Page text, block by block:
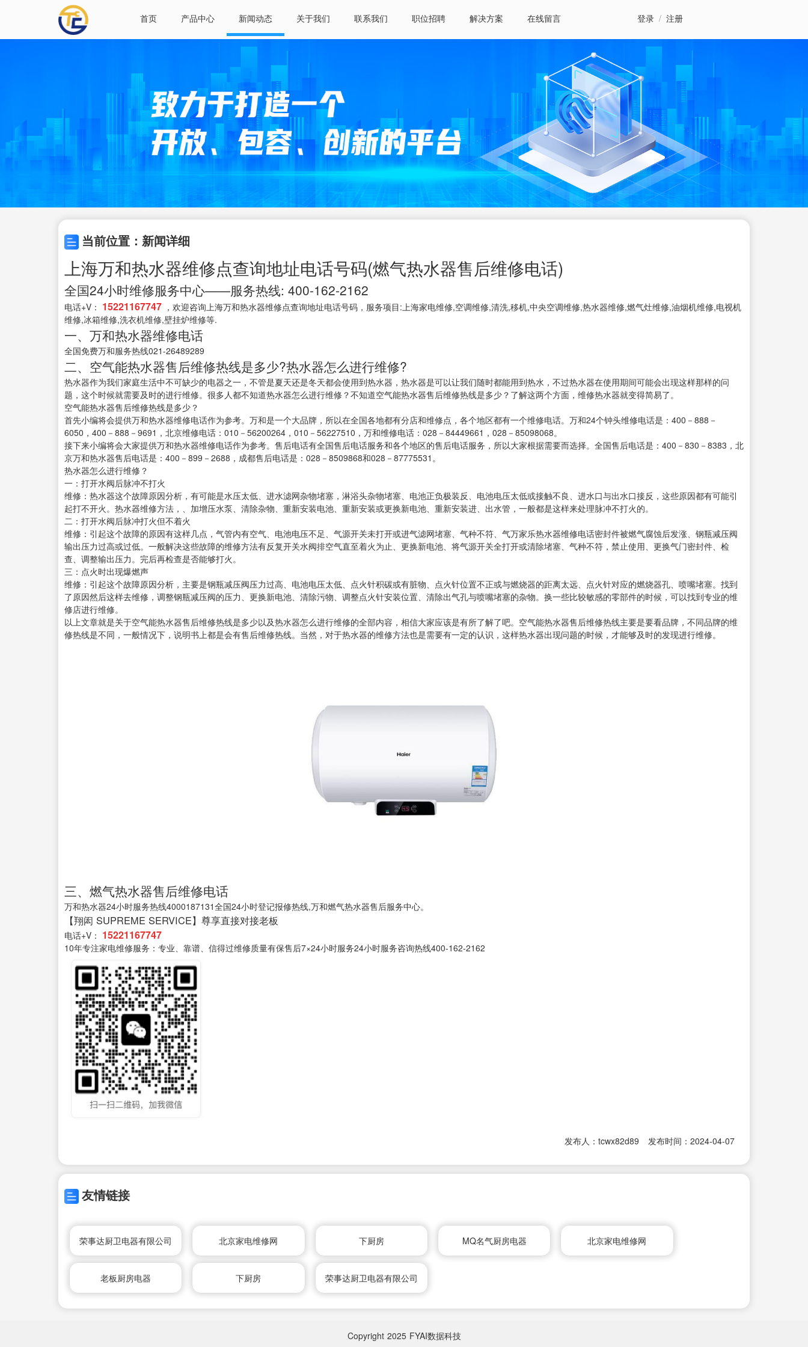
首页 产品中心 新闻动态 关于我们 联系我们 职位招聘 解决方案 在线留言 登录 / 注册
当前位置：新闻详细
上海万和热水器维修点查询地址电话号码(燃气热水器售后维修电话)
全国24小时维修服务中心——服务热线: 400-162-2162
电话+V： 15221167747 ，欢迎咨询上海万和热水器维修点查询地址电话号码，服务项目:上海家电维修,空调维修,清洗,移机,中央空调维修,热水器维修,燃气灶维修,油烟机维修,电视机
维修,冰箱维修,洗衣机维修,壁挂炉维修等.
一、万和热水器维修电话
全国免费万和服务热线021-26489289
二、空气能热水器售后维修热线是多少?热水器怎么进行维修?
热水器作为我们家庭生活中不可缺少的电器之一，不管是夏天还是冬天都会使用到热水器，热水器是可以让我们随时都能用到热水，不过热水器在使用期间可能会出现这样那样的问
题，这个时候就需要及时的进行维修。很多人都不知道热水器怎么进行维修？不知道空气能热水器售后维修热线是多少？了解这两个方面，维修热水器就变得简易了。
空气能热水器售后维修热线是多少？
首先小编将会提供万和热水器维修电话作为参考。万和是一个大品牌，所以在全国各地都有分店和维修点，各个地区都有一个维修电话。万和24个钟头维修电话是：400－888－
6050，400－888－9691，北京维修电话：010－56200264，010－56227510，万和维修电话：028－84449661，028－85098068。
接下来小编将会大家提供万和热水器维修电话作为参考。售后电话有全国售后电话服务和各个地区的售后电话服务，所以大家根据需要而选择。全国售后电话是：400－830－8383，北
京万和热水器售后电话是：400－899－2688，成都售后电话是：028－8509868和028－87775531。
热水器怎么进行维修？
一：打开水阀后脉冲不打火
维修：热水器这个故障原因分析，有可能是水压太低、进水滤网杂物堵塞，淋浴头杂物堵塞、电池正负极装反、电池电压太低或接触不良、进水口与出水口接反，这些原因都有可能引
起打不开火。热水器维修方法，、加增压水泵、清除杂物、重新安装电池、重新安装或更换新电池、重新安装进、出水管，一般都是这样来处理脉冲不打火的。
二：打开水阀后脉冲打火但不着火
维修：引起这个故障的原因有这样几点，气管内有空气、电池电压不足、气源开关未打开或进气滤网堵塞、气种不符、气万家乐热水器维修电话密封件被燃气腐蚀后发涨、钢瓶减压阀
输出压力过高或过低。一般解决这些故障的维修方法有反复开关水阀排空气直至着火为止、更换新电池、将气源开关全打开或清除堵塞、气种不符，禁止使用、更换气门密封件、检
查、调整输出压力。完后再检查是否能够打火。
三：点火时出现爆燃声
维修：引起这个故障原因分析，主要是钢瓶减压阀压力过高、电池电压太低、点火针积碳或有脏物、点火针位置不正或与燃烧器的距离太远、点火针对应的燃烧器孔、喷嘴堵塞。找到
了原因然后这样去维修，调整钢瓶减压阀的压力、更换新电池、清除污物、调整点火针安装位置、清除出气孔与喷嘴堵塞的杂物。换一些比较敏感的零部件的时候，可以找到专业的维
修店进行维修。
以上文章就是关于空气能热水器售后维修热线是多少以及热水器怎么进行维修的全部内容，相信大家应该是有所了解了吧。空气能热水器售后维修热线主要是要看品牌，不同品牌的维
修热线是不同，一般情况下，说明书上都是会有售后维修热线。当然，对于热水器的维修方法也是需要有一定的认识，这样热水器出现问题的时候，才能够及时的发现进行维修。
三、燃气热水器售后维修电话
万和热水器24小时服务热线4000187131全国24小时登记报修热线,万和燃气热水器售后服务中心。
【翔闳 SUPREME SERVICE】尊享直接对接老板
电话+V： 15221167747
10年专注家电维修服务：专业、靠谱、信得过维修质量有保售后7×24小时服务24小时服务咨询热线400-162-2162
发布人：tcwx82d89 发布时间：2024-04-07
友情链接
荣事达厨卫电器有限公司 北京家电维修网 下厨房 MQ名气厨房电器 北京家电维修网
老板厨房电器 下厨房 荣事达厨卫电器有限公司
Copyright 2025 FYAI数据科技